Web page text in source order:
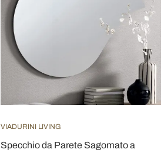
VIADURINI LIVING
Specchio da Parete Sagomato a